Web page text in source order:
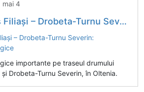
mai 4
Turnu Severin: Descoperiri arheologice
importante pe traseul drumului
Drobeta-Turnu Severin, în Oltenia.